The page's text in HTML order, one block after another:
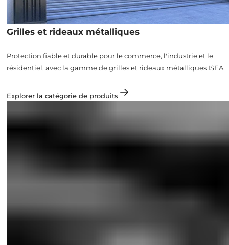
Grilles et rideaux métalliques
Protection fiable et durable pour le commerce, l'industrie et le
résidentiel, avec la gamme de grilles et rideaux métalliques ISEA.
Explorer la catégorie de produits